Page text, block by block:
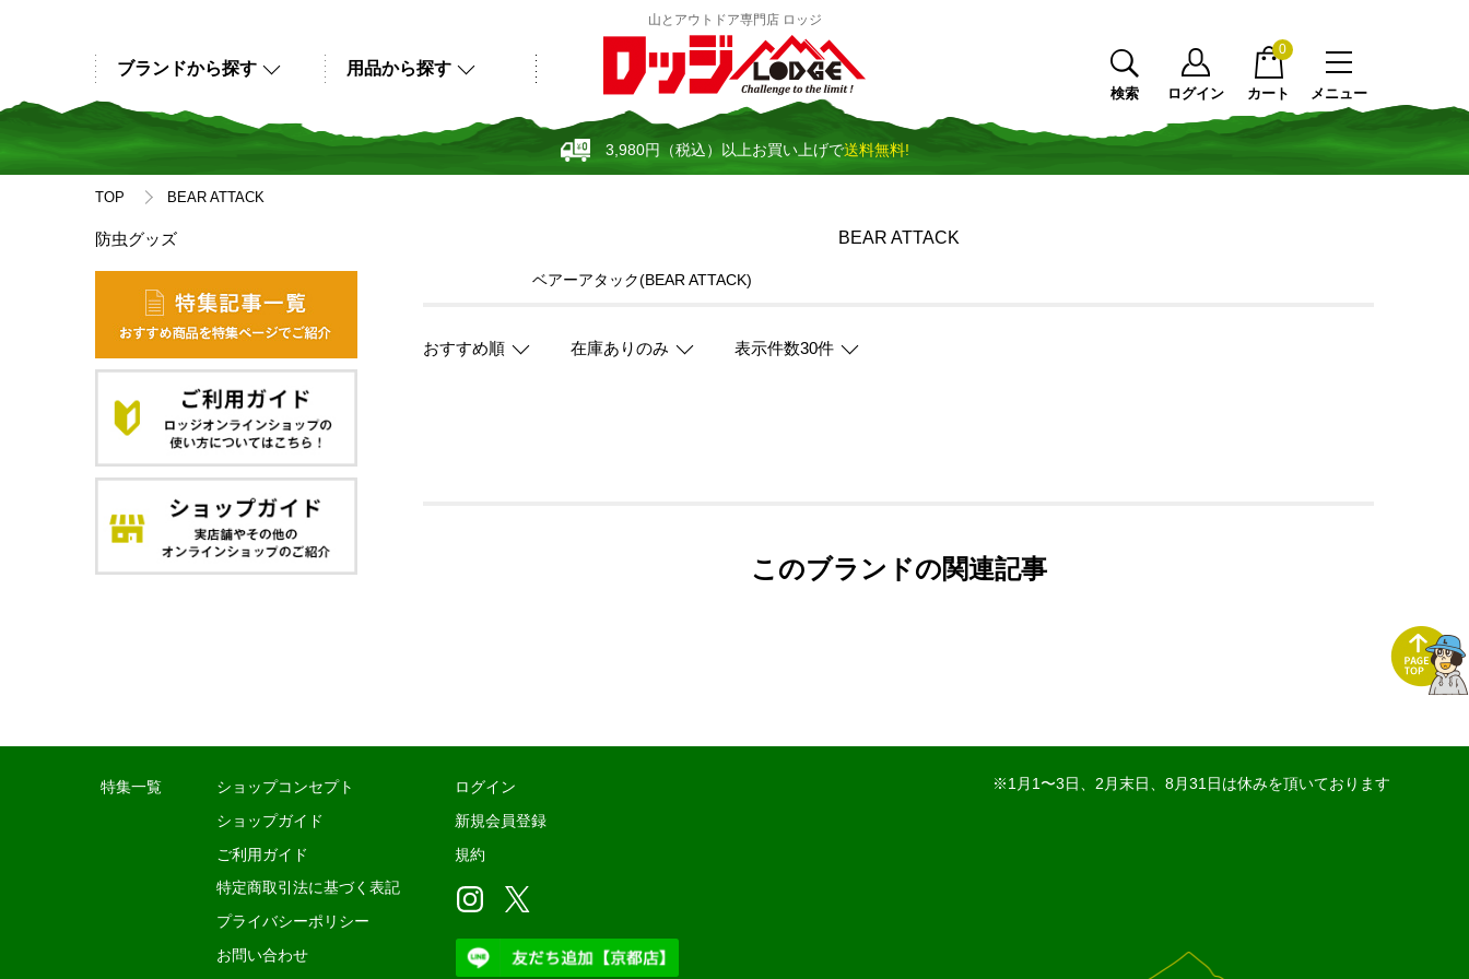
山とアウトドア専門店 ロッジ
3,980円（税込）以上お買い上げで送料無料!
用品から探す
ブランドから探す
メニュー
検索 ログイン カート
0
TOP BEAR ATTACK
BEAR ATTACK
ベアーアタック(BEAR ATTACK)
おすすめ順 在庫ありのみ 表示件数30件
このブランドの関連記事
防虫グッズ
特集一覧
ショップコンセプト
ショップガイド
ご利用ガイド
特定商取引法に基づく表記
プライバシーポリシー
お問い合わせ
ログイン
新規会員登録
規約
※1月1〜3日、2月末日、8月31日は休みを頂いております